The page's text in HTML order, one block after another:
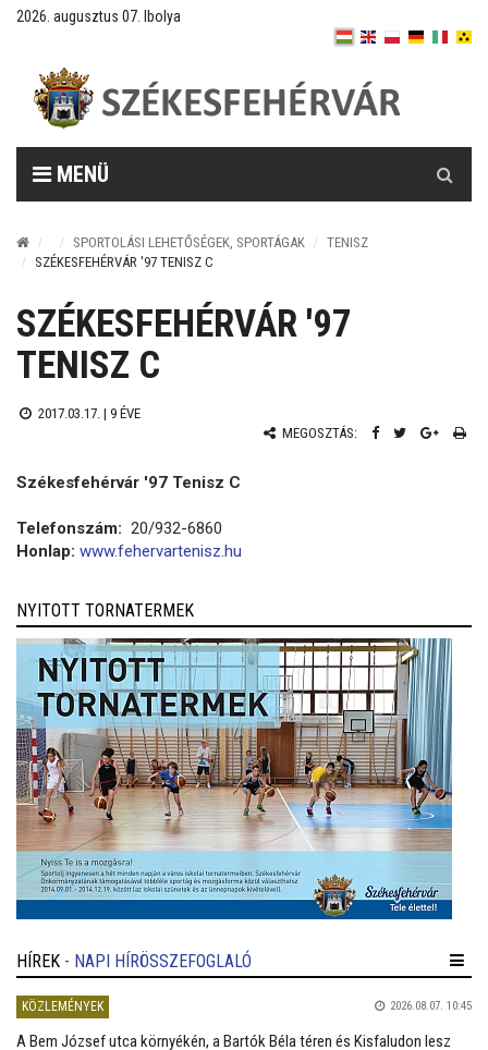
2026. augusztus 07. Ibolya
MENÜ
SPORTOLÁSI LEHETŐSÉGEK, SPORTÁGAK
TENISZ
SZÉKESFEHÉRVÁR '97 TENISZ C
SZÉKESFEHÉRVÁR '97
TENISZ C
2017.03.17. | 9 ÉVE
MEGOSZTÁS:
Székesfehérvár '97 Tenisz C
Telefonszám: 20/932-6860
Honlap: www.fehervartenisz.hu
NYITOTT TORNATERMEK
HÍREK - NAPI HÍRÖSSZEFOGLALÓ
KÖZLEMÉNYEK 2026.08.07. 10:45
A Bem József utca környékén, a Bartók Béla téren és Kisfaludon lesz